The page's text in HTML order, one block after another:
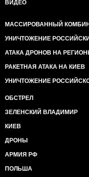
ВИДЕО
МАССИРОВАННЫЙ
УНИЧТОЖЕНИЕ
АТАКА ДРОНОВ НА
РАКЕТНАЯ АТАКА НА КИЕВ
УНИЧТОЖЕНИЕ
ОБСТРЕЛ
ЗЕЛЕНСКИЙ ВЛАДИМИР
КИЕВ
ДРОНЫ
АРМИЯ РФ
ПОЛЬША